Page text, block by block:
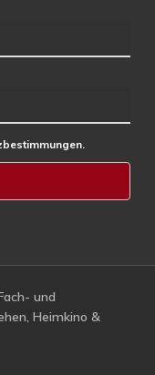
und
Heimkino &